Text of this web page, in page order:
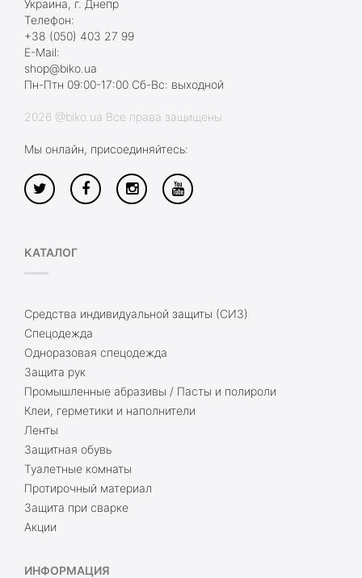
Украина, г. Днепр
Телефон:
+38 (050) 403 27 99
E-Mail:
shop@biko.ua
Пн-Птн 09:00-17:00 Сб-Вс: выходной
2026 @biko.ua Все права защищены
Мы онлайн, присоединяйтесь:
КАТАЛОГ
Средства индивидуальной защиты (СИЗ)
Спецодежда
Одноразовая спецодежда
Защита рук
Промышленные абразивы / Пасты и полироли
Клеи, герметики и наполнители
Ленты
Защитная обувь
Туалетные комнаты
Протирочный материал
Защита при сварке
Акции
ИНФОРМАЦИЯ